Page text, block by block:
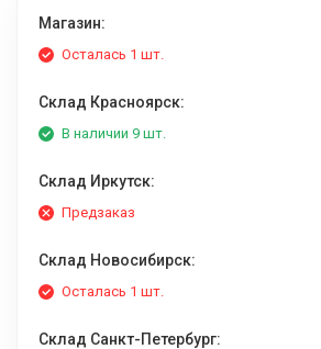
Магазин:
Осталась 1 шт.
Склад Красноярск:
В наличии 9 шт.
Склад Иркутск:
Предзаказ
Склад Новосибирск:
Осталась 1 шт.
Склад Санкт-Петербург: